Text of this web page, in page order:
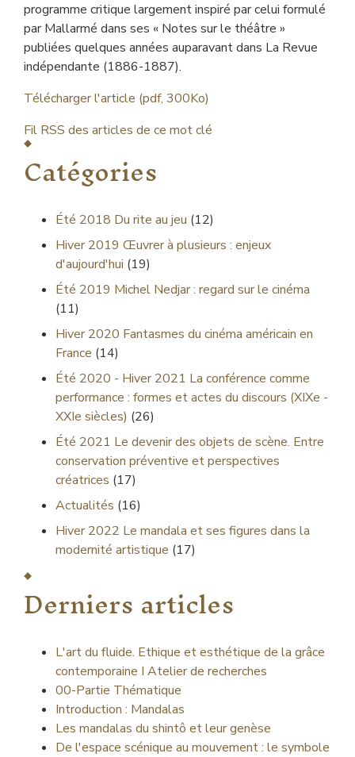
programme critique largement inspiré par celui formulé
par Mallarmé dans ses « Notes sur le théâtre »
publiées quelques années auparavant dans La Revue
indépendante (1886-1887).
Télécharger l'article (pdf, 300Ko)
Fil RSS des articles de ce mot clé
Catégories
Été 2018 Du rite au jeu (12)
Hiver 2019 Œuvrer à plusieurs : enjeux
d'aujourd'hui (19)
Été 2019 Michel Nedjar : regard sur le cinéma
(11)
Hiver 2020 Fantasmes du cinéma américain en
France (14)
Été 2020 - Hiver 2021 La conférence comme
performance : formes et actes du discours (XIXe -
XXIe siècles) (26)
Été 2021 Le devenir des objets de scène. Entre
conservation préventive et perspectives
créatrices (17)
Actualités (16)
Hiver 2022 Le mandala et ses figures dans la
modernité artistique (17)
Derniers articles
L'art du fluide. Ethique et esthétique de la grâce
contemporaine I Atelier de recherches
00-Partie Thématique
Introduction : Mandalas
Les mandalas du shintô et leur genèse
De l'espace scénique au mouvement : le symbole